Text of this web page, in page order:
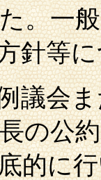
。一
針等
議会
の公
的に